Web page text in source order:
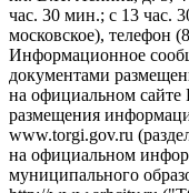
час. 30 мин.; с 13 час.
московское), телефон
Информационное
документами
на официальном сайте
размещения
www.torgi.gov.ru
на официальном
муниципального